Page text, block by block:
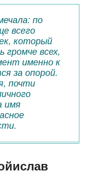
по
всего
который
всех,
именно к
за опорой.
почти
имя